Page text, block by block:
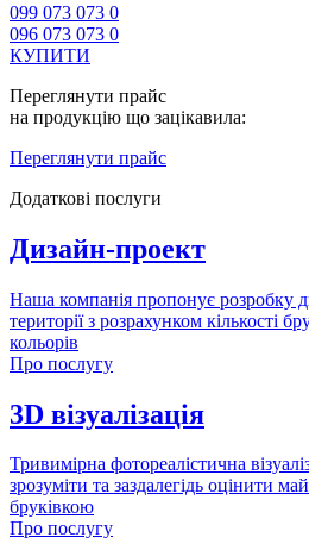
099 073 073 0
096 073 073 0
КУПИТИ
Переглянути прайс
на продукцію що зацікавила:
Переглянути прайс
Додаткові послуги
Дизайн-проект
Наша компанія пропонує розробку
території з розрахунком кількості
кольорів
Про послугу
3D візуалізація
Тривимірна фотореалістична
зрозуміти та заздалегідь оцінити
бруківкою
Про послугу